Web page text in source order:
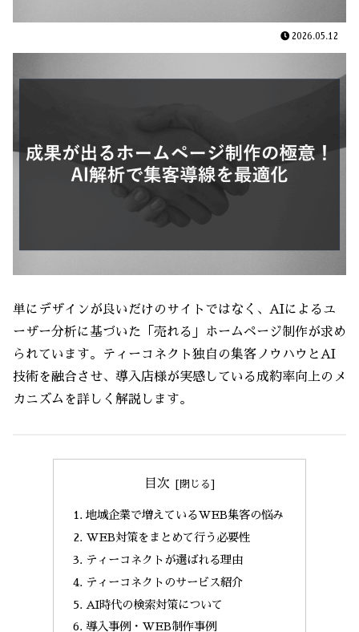
2026.05.12
単にデザインが良いだけのサイトではなく、AIによるユ
ーザー分析に基づいた「売れる」ホームページ制作が求め
られています。ティーコネクト独自の集客ノウハウとAI
技術を融合させ、導入店様が実感している成約率向上のメ
カニズムを詳しく解説します。
目次
地域企業で増えているWEB集客の悩み
WEB対策をまとめて行う必要性
ティーコネクトが選ばれる理由
ティーコネクトのサービス紹介
AI時代の検索対策について
導入事例・WEB制作事例